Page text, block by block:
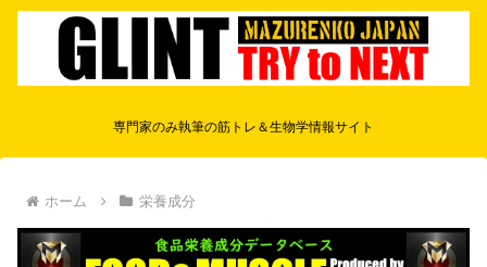
専門家のみ執筆の筋トレ＆生物学情報サイト
ホーム 栄養成分